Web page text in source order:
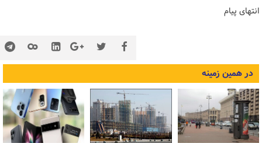
انتهای پیام
در همین زمینه